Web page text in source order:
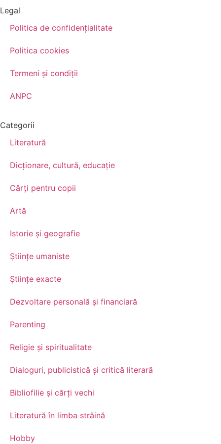
Legal
Politica de confidenţialitate
Politica cookies
Termeni şi condiţii
ANPC
Categorii
Literatură
Dicționare, cultură, educație
Cărți pentru copii
Artă
Istorie și geografie
Științe umaniste
Științe exacte
Dezvoltare personală şi financiară
Parenting
Religie și spiritualitate
Dialoguri, publicistică și critică literară
Bibliofilie și cărți vechi
Literatură în limba străină
Hobby